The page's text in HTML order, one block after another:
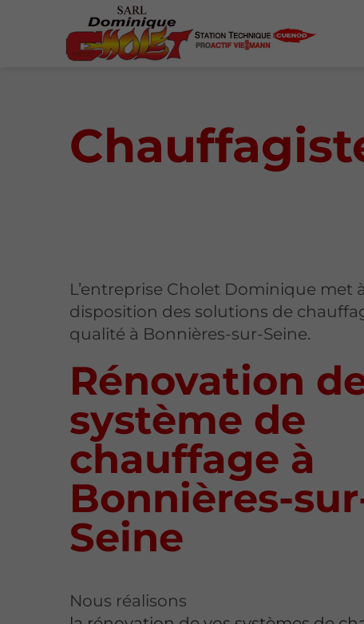
L’entreprise Cholet Dominique met
disposition des solutions de
qualité à Bonnières-sur-Seine.
Rénovation
système de
chauffage à
Bonnières-
Seine
Nous réalisons